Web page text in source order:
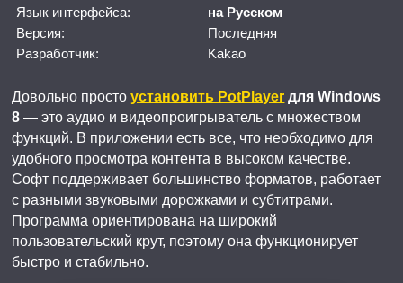
Язык интерфейса:
на Русском
Версия:
Последняя
Разработчик:
Kakao
Довольно просто установить PotPlayer для Windows
8 — это аудио и видеопроигрыватель с множеством
функций. В приложении есть все, что необходимо для
удобного просмотра контента в высоком качестве.
Софт поддерживает большинство форматов, работает
с разными звуковыми дорожками и субтитрами.
Программа ориентирована на широкий
пользовательский крут, поэтому она функционирует
быстро и стабильно.